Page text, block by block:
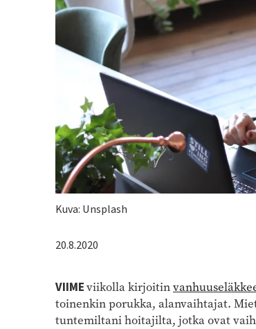
Kuvateksti
Kuva: Unsplash
20.8.2020
VIIMEviikolla kirjoitin
toinenkin porukka, alanvaihtajat.
tuntemiltani hoitajilta, jotka ovat